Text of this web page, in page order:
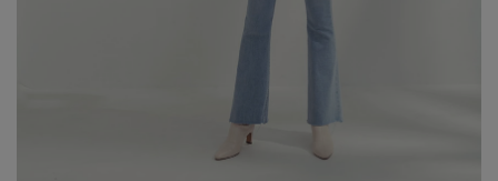
※ 顏色請參考單品圖片較為接近，但因圖檔顏色會因個人電腦螢幕